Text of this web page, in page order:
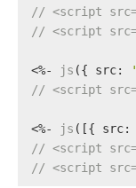
// <script
// <script
<%- js ({ src:
// <script
<%- js ([{ src:
// <script
// <script